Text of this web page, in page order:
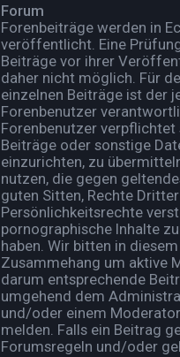
Forum
Forenbeiträge werden in
veröffentlicht. Eine
Beiträge vor ihrer
daher nicht möglich. Für
einzelnen Beiträge ist der
Forenbenutzer
Forenbenutzer verpflichtet
Beiträge oder sonstige
einzurichten, zu
nutzen, die gegen
guten Sitten, Rechte
Persönlichkeitsrechte
pornographische Inhalte
haben. Wir bitten in diesem
Zusammehang um aktive
darum entsprechende
umgehend dem
und/oder einem
melden. Falls ein Beitrag
Forumsregeln und/oder